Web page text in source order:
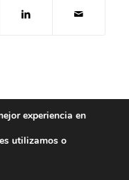
reservados -
experiencia en
utilizamos o
banner de cookies RGPD